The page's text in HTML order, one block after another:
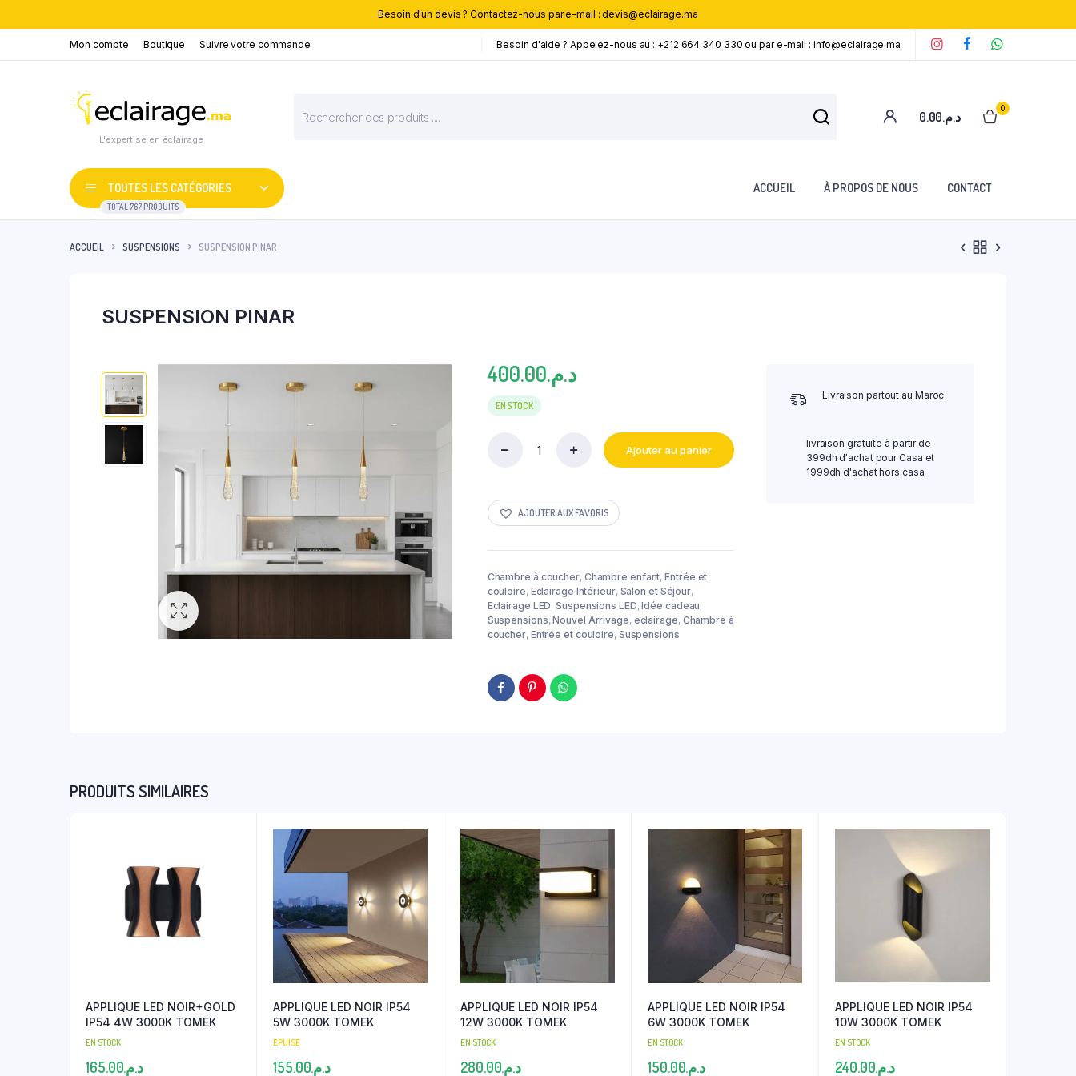
Besoin d'un devis ? Contactez-nous par e-mail : devis@eclairage.ma
Mon compte Boutique Suivre votre commande Besoin d'aide ? Appelez-nous au : +212 664 340 330 ou par e-mail : info@eclairage.ma
L'expertise en éclairage
de
produits
د.م.0.00
0
TOUTES LES CATÉGORIES
TOTAL 767 PRODUITS
ACCUEIL À PROPOS DE NOUS CONTACT
ACCUEIL SUSPENSIONS SUSPENSION PINAR
SUSPENSION PINAR
د.م.400.00
EN STOCK
SUSPENSION
Ajouter au panier
AJOUTER AUX FAVORIS
Chambre à coucher, Chambre enfant,Entrée et
couloire, Eclairage Intérieur, Salon et Séjour,
Eclairage LED,Suspensions LED,Idée cadeau,
Suspensions,Nouvel Arrivage, eclairage, Chambre à
coucher, Entrée et couloire, Suspensions
Livraison partout au Maroc
livraison gratuite à partir de
399dh d'achat pour Casa et
1999dh d'achat hors casa
PRODUITS SIMILAIRES
APPLIQUE LED NOIR+GOLD
IP54 4W 3000K TOMEK
EN STOCK
د.م.165.00
APPLIQUE LED NOIR IP54
5W 3000K TOMEK
ÉPUISÉ
د.م.155.00
APPLIQUE LED NOIR IP54
12W 3000K TOMEK
EN STOCK
د.م.280.00
APPLIQUE LED NOIR IP54
6W 3000K TOMEK
EN STOCK
د.م.150.00
APPLIQUE LED NOIR IP54
10W 3000K TOMEK
EN STOCK
د.م.240.00